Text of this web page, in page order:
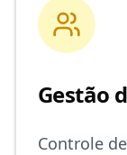
Gestão
Controle